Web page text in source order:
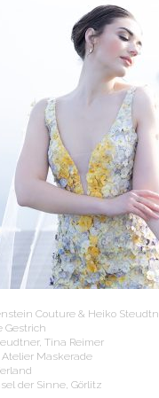
Couture & Heiko
Gestrich
Tina Reimer
Maskerade
der Sinne, Görlitz